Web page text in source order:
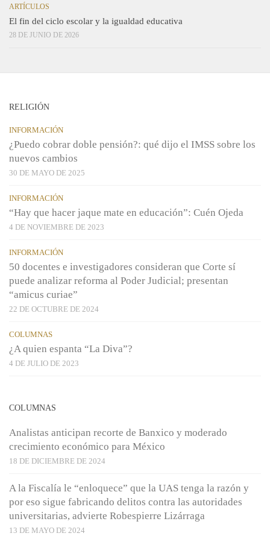
ARTÍCULOS
El fin del ciclo escolar y la igualdad educativa
28 DE JUNIO DE 2026
RELIGIÓN
INFORMACIÓN
¿Puedo cobrar doble pensión?: qué dijo el IMSS sobre los
nuevos cambios
30 DE MAYO DE 2025
INFORMACIÓN
“Hay que hacer jaque mate en educación”: Cuén Ojeda
4 DE NOVIEMBRE DE 2023
INFORMACIÓN
50 docentes e investigadores consideran que Corte sí
puede analizar reforma al Poder Judicial; presentan
“amicus curiae”
22 DE OCTUBRE DE 2024
COLUMNAS
¿A quien espanta “La Diva”?
4 DE JULIO DE 2023
COLUMNAS
Analistas anticipan recorte de Banxico y moderado
crecimiento económico para México
18 DE DICIEMBRE DE 2024
A la Fiscalía le “enloquece” que la UAS tenga la razón y
por eso sigue fabricando delitos contra las autoridades
universitarias, advierte Robespierre Lizárraga
13 DE MAYO DE 2024